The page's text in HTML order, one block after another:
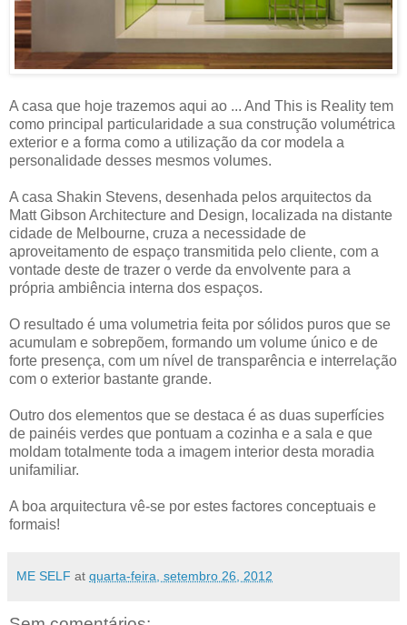
A casa que hoje trazemos aqui ao ... And This is Reality tem
como principal particularidade a sua construção volumétrica
exterior e a forma como a utilização da cor modela a
personalidade desses mesmos volumes.
A casa Shakin Stevens, desenhada pelos arquitectos da
Matt Gibson Architecture and Design, localizada na distante
cidade de Melbourne, cruza a necessidade de
aproveitamento de espaço transmitida pelo cliente, com a
vontade deste de trazer o verde da envolvente para a
própria ambiência interna dos espaços.
O resultado é uma volumetria feita por sólidos puros que se
acumulam e sobrepõem, formando um volume único e de
forte presença, com um nível de transparência e interrelação
com o exterior bastante grande.
Outro dos elementos que se destaca é as duas superfícies
de painéis verdes que pontuam a cozinha e a sala e que
moldam totalmente toda a imagem interior desta moradia
unifamiliar.
A boa arquitectura vê-se por estes factores conceptuais e
formais!
ME SELF at quarta-feira, setembro 26, 2012